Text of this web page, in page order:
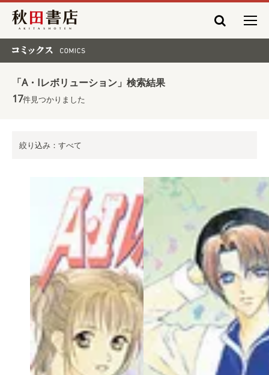
秋田書店
「A・Iレボリューション」検索結果
17件見つかりました
絞り込み：すべて